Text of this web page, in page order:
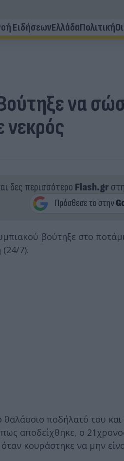
ΕιδήσεωνΕλλάδαΠολιτική
να
νεκρός
δες περισσότερο Flash.gr
βούτηξε στο
7).
ποδήλατό του
αποδείχθηκε, ο 21χρονος
κουράστηκε να μην